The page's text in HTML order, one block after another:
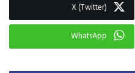
X (Twitter)
WhatsApp